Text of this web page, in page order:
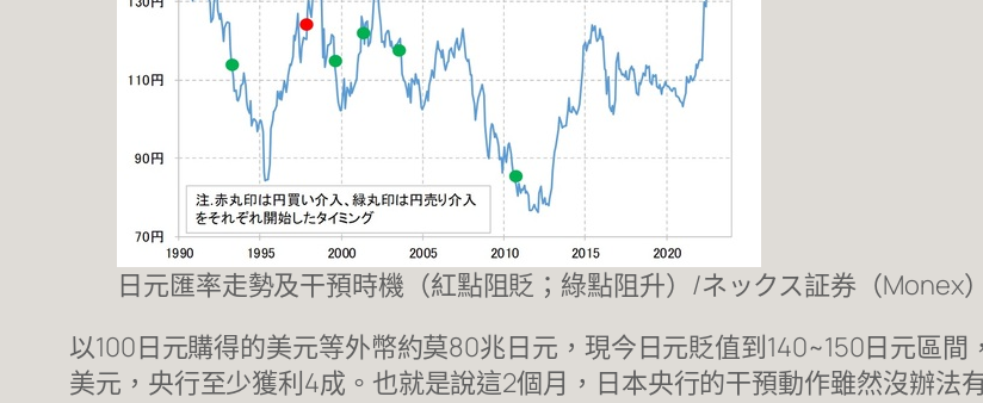
日元匯率走勢及干預時機（紅點阻貶；綠點阻升）/ネックス証券（Monex）
以100日元購得的美元等外幣約莫80兆日元，現今日元貶值到140~150日元區
美元，央行至少獲利4成。也就是說這2個月，日本央行的干預動作雖然沒辦法